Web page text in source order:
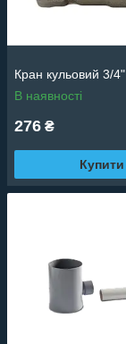
Кран кульовий 3/4"
В наявності
276 ₴
Купити